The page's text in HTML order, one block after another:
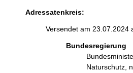
Adressatenkreis:
Versendet am 23.07.2024
Bundesregierung
Naturschutz,